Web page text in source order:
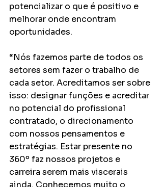
potencializar o que é positivo e
melhorar onde encontram
oportunidades.
“Nós fazemos parte de todos os
setores sem fazer o trabalho de
cada setor. Acreditamos ser sobre
isso: designar funções e acreditar
no potencial do profissional
contratado, o direcionamento
com nossos pensamentos e
estratégias. Estar presente no
360º faz nossos projetos e
carreira serem mais viscerais